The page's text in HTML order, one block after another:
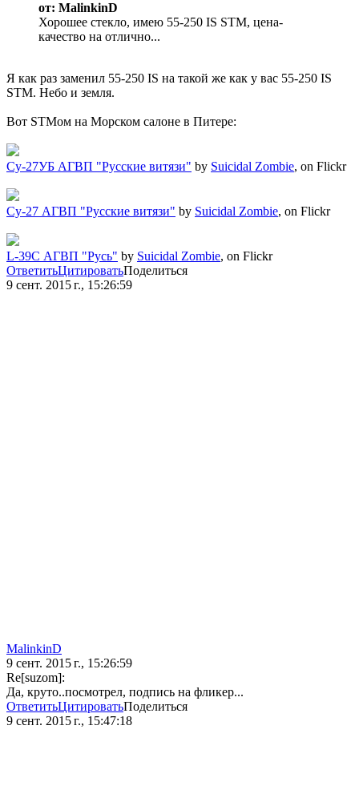
от: MalinkinD
Хорошее стекло, имею 55-250 IS STM, цена-
качество на отлично...
Я как раз заменил 55-250 IS на такой же как у вас 55-250 IS
STM. Небо и земля.
Вот STMом на Морском салоне в Питере:
Су-27УБ АГВП "Русские витязи" by Suicidal Zombie, on Flickr
Су-27 АГВП "Русские витязи" by Suicidal Zombie, on Flickr
L-39C АГВП "Русь" by Suicidal Zombie, on Flickr
ОтветитьЦитироватьПоделиться
9 сент. 2015 г., 15:26:59
MalinkinD
9 сент. 2015 г., 15:26:59
Re[suzom]:
Да, круто..посмотрел, подпись на фликер...
ОтветитьЦитироватьПоделиться
9 сент. 2015 г., 15:47:18